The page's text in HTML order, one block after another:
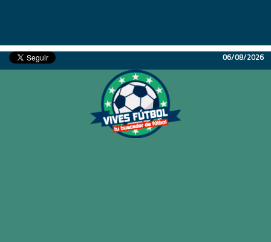
Inicio 06/08/2026